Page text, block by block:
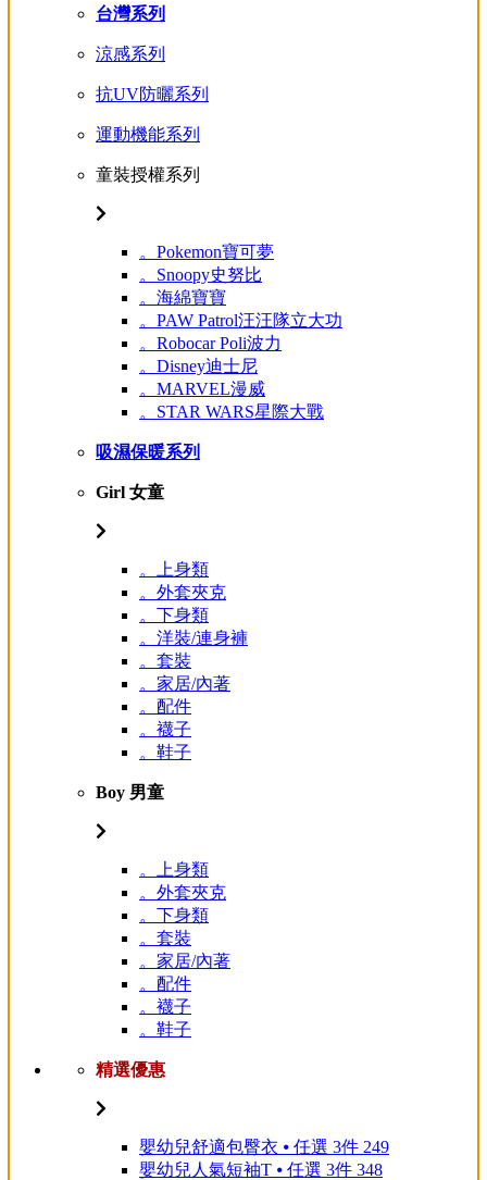
台灣系列
涼感系列
抗UV防曬系列
運動機能系列
童裝授權系列
。Pokemon寶可夢
。Snoopy史努比
。海綿寶寶
。PAW Patrol汪汪隊立大功
。Robocar Poli波力
。Disney迪士尼
。MARVEL漫威
。STAR WARS星際大戰
吸濕保暖系列
Girl 女童
。上身類
。外套夾克
。下身類
。洋裝/連身褲
。套裝
。家居/內著
。配件
。襪子
。鞋子
Boy 男童
。上身類
。外套夾克
。下身類
。套裝
。家居/內著
。配件
。襪子
。鞋子
精選優惠
嬰幼兒舒適包臀衣 ⦁ 任選 3件 249
嬰幼兒人氣短袖T ⦁ 任選 3件 348